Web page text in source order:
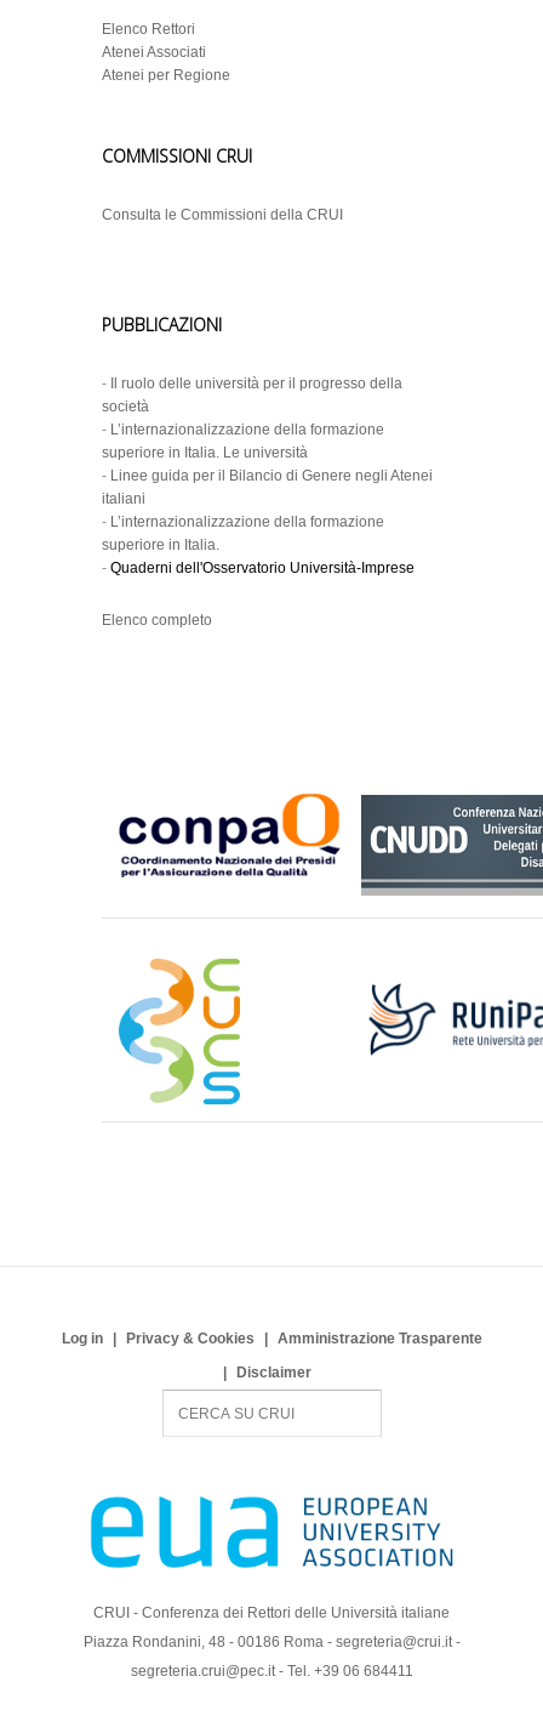
Elenco Rettori
Atenei Associati
Atenei per Regione
COMMISSIONI CRUI
Consulta le Commissioni della CRUI
PUBBLICAZIONI
-
Il ruolo delle università per il progresso della
società
- L’internazionalizzazione della formazione
superiore in Italia. Le università
- Linee guida per il Bilancio di Genere negli Atenei
italiani
- L’internazionalizzazione della formazione
superiore in Italia.
- Quaderni dell'Osservatorio Università-Imprese
Elenco completo
Log in Privacy & Cookies
Amministrazione Trasparente
Disclaimer
c
CRUI - Conferenza dei Rettori delle Università italiane
Piazza Rondanini, 48 - 00186 Roma - segreteria@crui.it -
segreteria.crui@pec.it - Tel. +39 06 684411